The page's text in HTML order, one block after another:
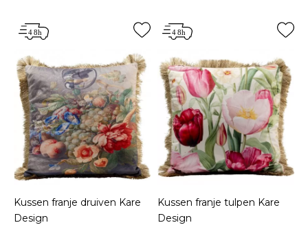
Kussen franje druiven Kare
Design
Kussen franje tulpen Kare
Design